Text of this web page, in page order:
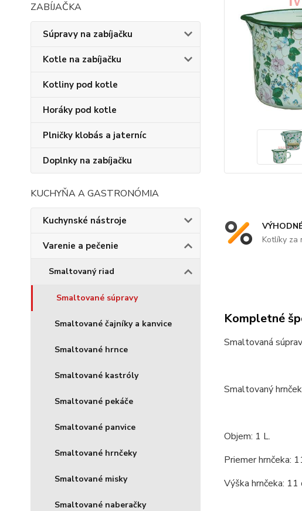
ZABÍJAČKA
Súpravy na zabíjačku
Kotle na zabíjačku
Kotliny pod kotle
Horáky pod kotle
Plničky klobás a jaterníc
Doplnky na zabíjačku
KUCHYŇA A GASTRONÓMIA
Kuchynské nástroje
Varenie a pečenie
Smaltovaný riad
Smaltované súpravy
Smaltované čajníky a kanvice
Smaltované hrnce
Smaltované kastróly
Smaltované pekáče
Smaltované panvice
Smaltované hrnčeky
Smaltované misky
Smaltované naberačky
Kotlíky za
Kompletné
Smaltovaná
Smaltovaný
Objem: 1 L.
Priemer hrnčeka:
Výška hrnčeka: 11